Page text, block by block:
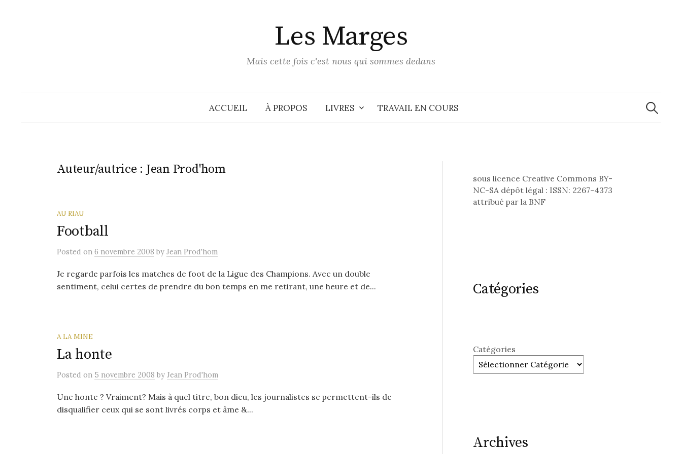
Les Marges
Mais cette fois c'est nous qui sommes dedans
ACCUEIL À PROPOS LIVRES TRAVAIL EN COURS
Auteur/autrice : Jean Prod'hom
AU RIAU
Football
Posted on 6 novembre 2008 by Jean Prod'hom
Je regarde parfois les matches de foot de la Ligue des Champions. Avec un double
sentiment, celui certes de prendre du bon temps en me retirant, une heure et de...
A LA MINE
La honte
Posted on 5 novembre 2008 by Jean Prod'hom
Une honte ? Vraiment? Mais à quel titre, bon dieu, les journalistes se permettent-ils de
disqualifier ceux qui se sont livrés corps et âme &...
sous licence Creative Commons BY-
NC-SA dépôt légal : ISSN: 2267-4373
attribué par la BNF
Catégories
Catégories
Archives